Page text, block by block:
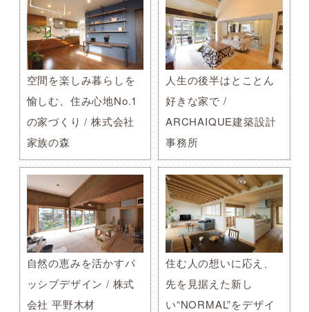
空間を楽しみ暮らしを
愉しむ、住み心地No.1
の家づくり / 株式会社
家族の森
人生の後半はとことん
好きな家で /
ARCHAIQUE建築設計
事務所
自然の恵みを活かすパ
ッシブデザイン / 株式
会社 平野木材
住む人の想いに応え、
先を見据えた新し
い“NORMAL”をデザイ